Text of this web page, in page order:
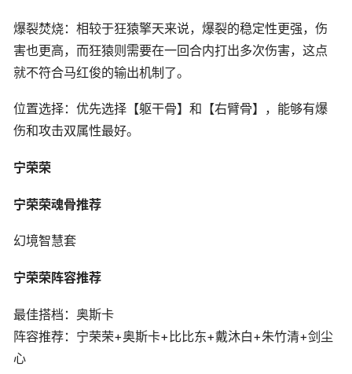
爆裂焚烧：相较于狂猿擎天来说，爆裂的稳定性更强，伤
害也更高，而狂猿则需要在一回合内打出多次伤害，这点
就不符合马红俊的输出机制了。
位置选择：优先选择【躯干骨】和【右臂骨】，能够有爆
伤和攻击双属性最好。
宁荣荣
宁荣荣魂骨推荐
幻境智慧套
宁荣荣阵容推荐
最佳搭档：奥斯卡
阵容推荐：宁荣荣+奥斯卡+比比东+戴沐白+朱竹清+剑尘
心